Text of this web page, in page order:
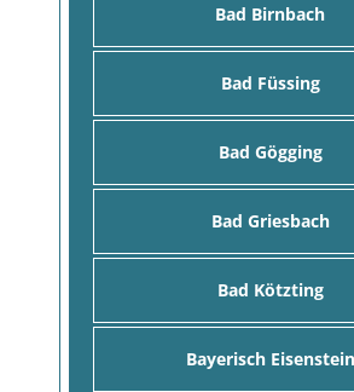
Bad Birnbach
Bad Füssing
Bad Gögging
Bad Griesbach
Bad Kötzting
Bayerisch Eisenstein